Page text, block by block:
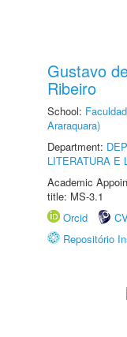
Gustavo
Ribeiro
School:
Araraquara)
Department:
LITERATURA E
Academic
title: MS-3.1
Orcid
Repositório